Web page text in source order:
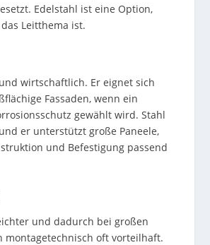
Edelstahl ist eine Option,
Leitthema ist.
wirtschaftlich. Er eignet sich
Fassaden, wenn ein
gewählt wird. Stahl
er unterstützt große Paneele,
und Befestigung passend
und dadurch bei großen
montagetechnisch oft vorteilhaft.